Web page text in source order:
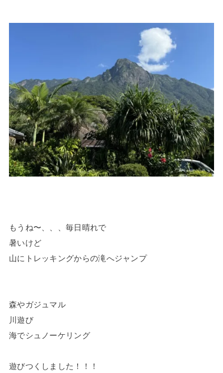
もうね〜、、、毎日晴れで
暑いけど
山にトレッキングからの滝へジャンプ
森やガジュマル
川遊び
海でシュノーケリング
遊びつくしました！！！